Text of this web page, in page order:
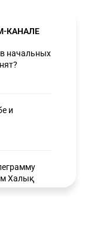
КАНАЛЕ
начальных
и
Халық
своей